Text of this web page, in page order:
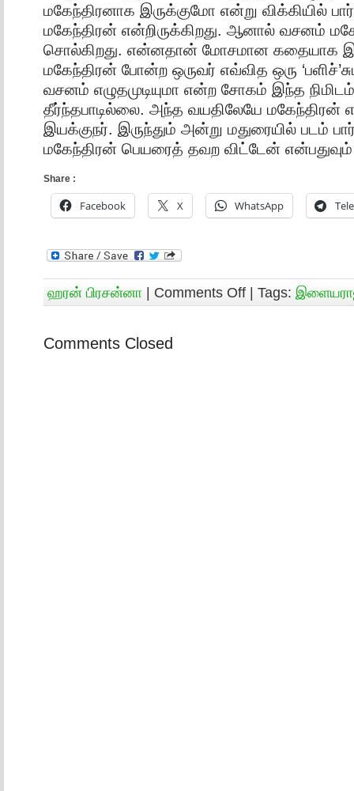
மகேந்திரனாக இருக்குமோ என்று விக்கியில்
மகேந்திரன் என்றிருக்கிறது. ஆனால் வசனம்
சொல்கிறது. என்னதான் மோசமான கதையாக
மகேந்திரன் போன்ற ஒருவர் எவ்வித ஒரு
வசனம் எழுதமுடியுமா என்ற சோகம் இந்த
தீர்ந்தபாடில்லை. அந்த வயதிலேயே மகேந்திரன்
இயக்குநர். இருந்தும் அன்று மதுரையில் படம்
மகேந்திரன் பெயரைத் தவற விட்டேன் என்பதுவும்
Share :
Facebook X WhatsApp
ஹரன் பிரசன்னா | Comments Off | Tags:
Comments Closed